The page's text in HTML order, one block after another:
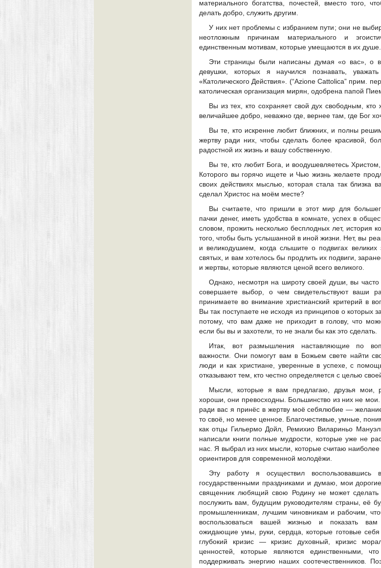
материального богатства, почестей, вместо того,
делать добро, служить другим.
У них нет проблемы с избранием пути; они не
неотложным причинам материального и
единственным мотивам, которые умещаются в их душе.
Эти страницы были написаны думая «о вас», о
девушки, которых я научился познавать,
«Католического Действия». (“Azione Cattolica” прим.
католическая организация мирян, одобрена папой
Вы из тех, кто сохраняет свой дух свободным, кто
величайшее добро, неважно где, вернее там, где Бог
Вы те, кто искренне любит ближних, и полны
жертву ради них, чтобы сделать более красивой,
радостной их жизнь и вашу собственную.
Вы те, кто любит Бога, и воодушевляетесь
Которого вы горячо ищете и Чью жизнь желаете
своих действиях мыслью, которая стала так близка
сделал Христос на моём месте?
Вы считаете, что пришли в этот мир для
пачки денег, иметь удобства в комнате, успех в
словом, прожить несколько бесплодных лет, история
того, чтобы быть услышанной в иной жизни. Нет, вы
и великодушием, когда слышите о подвигах великих
святых, и вам хотелось бы продлить их подвиги,
и жертвы, которые являются ценой всего великого.
Однако, несмотря на широту своей души, вы часто
совершаете выбор, о чем свидетельствуют ваши
принимаете во внимание христианский критерий в
Вы так поступаете не исходя из принципов о которых
потому, что вам даже не приходит в голову, что
если бы вы и захотели, то не знали бы как это сделать.
Итак, вот размышления наставляющие по
важности. Они помогут вам в Божьем свете найти
люди и как христиане, уверенные в успехе, с
отказывают тем, кто честно определяется с целью
Мысли, которые я вам предлагаю, друзья мои,
хороши, они превосходны. Большинство из них не
ради вас я принёс в жертву моё себялюбие —
то своё, но менее ценное. Благочестивые, умные,
как отцы Гильермо Дойл, Ремихио Вилариньо
написали книги полные мудрости, которые уже не
нас. Я выбрал из них мысли, которые считаю наиболее
ориентиров для современной молодёжи.
Эту работу я осуществил
государственными праздниками и думаю, мои
священник любящий свою Родину не может сделать
послужить вам, будущим руководителям страны, её
промышленникам, лучшим чиновникам и рабочим,
воспользоваться вашей жизнью и показать вам
ожидающие умы, руки, сердца, которые готовые
глубокий кризис — кризис духовный, кризис
ценностей, которые являются единственными,
поддерживать энергию наших соотечественников.